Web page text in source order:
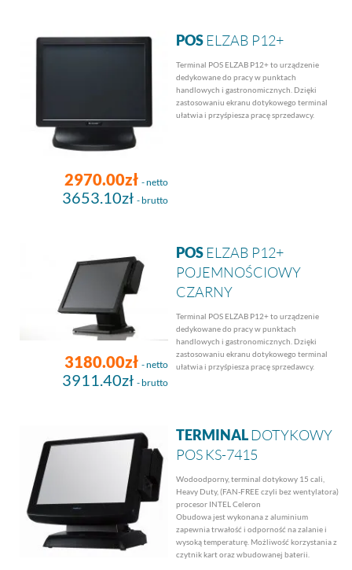
2970.00zł - netto
3653.10zł - brutto
POSELZAB P12+
Terminal POS ELZAB P12+ to urządzenie
dedykowane do pracy w punktach
handlowych i gastronomicznych. Dzięki
zastosowaniu ekranu dotykowego terminal
ułatwia i przyśpiesza pracę sprzedawcy.
3180.00zł - netto
3911.40zł - brutto
POSELZAB P12+
POJEMNOŚCIOWY
CZARNY
Terminal POS ELZAB P12+ to urządzenie
dedykowane do pracy w punktach
handlowych i gastronomicznych. Dzięki
zastosowaniu ekranu dotykowego terminal
ułatwia i przyśpiesza pracę sprzedawcy.
TERMINALDOTYKOWY
POS KS-7415
Wodoodporny, terminal dotykowy 15 cali,
Heavy Duty, (FAN-FREE czyli bez wentylatora)
procesor INTEL Celeron
Obudowa jest wykonana z aluminium
zapewnia trwałość i odporność na zalanie i
wysoką temperaturę. Możliwość korzystania z
czytnik kart oraz wbudowanej baterii.